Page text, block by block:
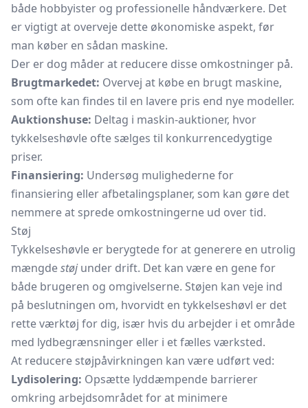
både hobbyister og professionelle håndværkere. Det
er vigtigt at overveje dette økonomiske aspekt, før
man køber en sådan maskine.
Der er dog måder at reducere disse omkostninger på.
Brugtmarkedet: Overvej at købe en brugt maskine,
som ofte kan findes til en lavere pris end nye modeller.
Auktionshuse: Deltag i maskin-auktioner, hvor
tykkelseshøvle ofte sælges til konkurrencedygtige
priser.
Finansiering: Undersøg mulighederne for
finansiering eller afbetalingsplaner, som kan gøre det
nemmere at sprede omkostningerne ud over tid.
Støj
Tykkelseshøvle er berygtede for at generere en utrolig
mængdestøjunder drift. Det kan være en gene for
både brugeren og omgivelserne. Støjen kan veje ind
på beslutningen om, hvorvidt en tykkelseshøvl er det
rette værktøj for dig, især hvis du arbejder i et område
med lydbegrænsninger eller i et fælles værksted.
At reducere støjpåvirkningen kan være udført ved:
Lydisolering: Opsætte lyddæmpende barrierer
omkring arbejdsområdet for at minimere